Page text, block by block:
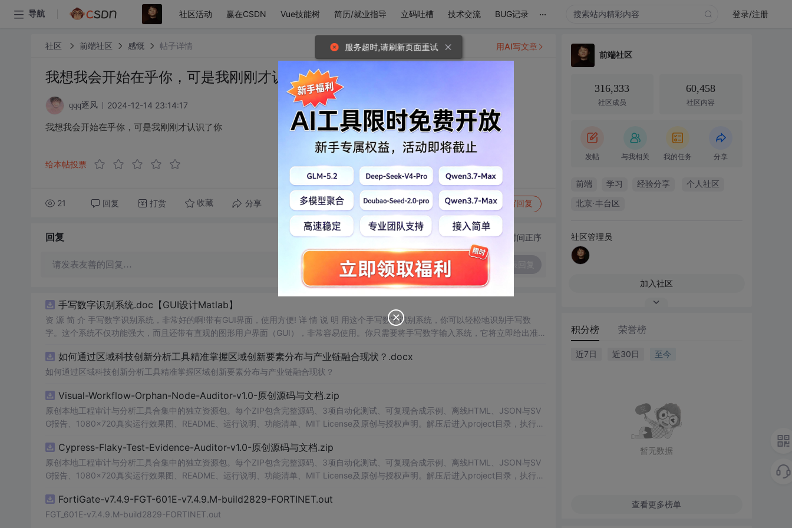
导航 社区活动 赢在CSDN Vue技能树 简历/就业指导 立码吐槽 技术交流 BUG记录 ... 登录/注册
社区 前端社区 感慨 帖子详情
我想我会开始在乎你，可是我刚刚才认识了你
qqq逐风 2024-12-14 23:14:17
我想我会开始在乎你，可是我刚刚才认识了你
给本帖投票
21 回复 打赏 收藏 分享 转发到动态 举报 写回复
用AI写文章
回复 切换为时间正序
请发表友善的回复…
手写数字识别系统.doc【GUI设计Matlab】
资 源 简 介 手写数字识别系统，非常好的啊!带有GUI界面，使用方便! 详 情 说 明 用这个手写数字识别系统，你可以轻松地识别手写数
字。这个系统不仅功能强大，而且还带有直观的图形用户界面（GUI），非常容易使用。你只需要将手写数字输入系统，它将立即给出准确
便和实用的工具，你一定会喜欢它的！
如何通过区域科技创新分析工具精准掌握区域创新要素分布与产业链融合现状？.docx
如何通过区域科技创新分析工具精准掌握区域创新要素分布与产业链融合现状？
Visual-Workflow-Orphan-Node-Auditor-v1.0-原创源码与文档.zip
原创本地工程审计与分析工具合集中的独立资源包。每个ZIP包含完整源码、3项自动化测试、可复现合成示例、离线HTML、JSON与SV
G报告、1080×720真实运行效果图、README、运行说明、功能清单、MIT License及原创与授权声明。解压后进入project目录，执行np
源码、Logo、官方截图、论文、生产日志或其他受限素材。适合前端开发、AI应用工程、测试审计和课程实践。
Cypress-Flaky-Test-Evidence-Auditor-v1.0-原创源码与文档.zip
原创本地工程审计与分析工具合集中的独立资源包。每个ZIP包含完整源码、3项自动化测试、可复现合成示例、离线HTML、JSON与SV
G报告、1080×720真实运行效果图、README、运行说明、功能清单、MIT License及原创与授权声明。解压后进入project目录，执行np
源码、Logo、官方截图、论文、生产日志或其他受限素材。适合前端开发、AI应用工程、测试审计和课程实践。
FortiGate-v7.4.9-FGT-601E-v7.4.9.M-build2829-FORTINET.out
FGT_601E-v7.4.9.M-build2829-FORTINET.out
前端社区
316,333
社区成员
60,458
社区内容
发帖 与我相关 我的任务 分享
前端 学习 经验分享 个人社区
北京·丰台区
社区管理员
加入社区
积分榜 荣誉榜
近7日 近30日 至今
暂无数据
查看更多榜单
服务超时,请刷新页面重试